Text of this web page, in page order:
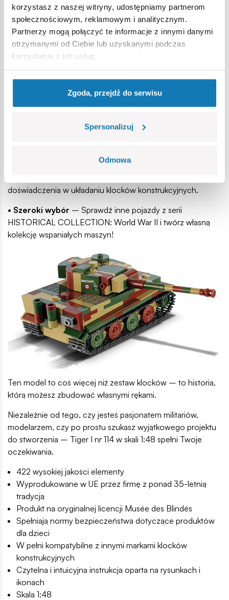
korzystasz z naszej witryny, udostępniamy partnerom
społecznościowym, reklamowym i analitycznym.
Partnerzy mogą połączyć te informacje z innymi danymi
otrzymanymi od Ciebie lub uzyskanymi podczas
korzystania z ich usług.
Zgoda, przejdź do serwisu
Spersonalizuj
Odmowa
zestawie znajdują się elementy umożliwiające zbudowanie
zarówno wersji niemieckiej, jak i francuskiej z nazwą własną
przez proces budowy krok po kroku. Dzięki temu składanie
doświadczenia w układaniu klocków konstrukcyjnych.
• Szeroki wybór – Sprawdź inne pojazdy z serii
HISTORICAL COLLECTION: World War II i twórz własną
kolekcję wspaniałych maszyn!
Ten model to coś więcej niż zestaw klocków – to historia,
którą możesz zbudować własnymi rękami.
Niezależnie od tego, czy jesteś pasjonatem militariów,
modelarzem, czy po prostu szukasz wyjątkowego projektu
do stworzenia – Tiger I nr 114 w skali 1:48 spełni Twoje
oczekiwania.
422 wysokiej jakości elementy
Wyprodukowane w UE przez firmę z ponad 35-letnią
tradycją
Produkt na oryginalnej licencji Musée des Blindés
Spełniają normy bezpieczeństwa dotyczące produktów
dla dzieci
W pełni kompatybilne z innymi markami klocków
konstrukcyjnych
Czytelna i intuicyjna instrukcja oparta na rysunkach i
ikonach
Skala 1:48